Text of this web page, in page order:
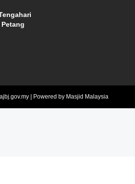
Petang
| Powered by Masjid Malaysia